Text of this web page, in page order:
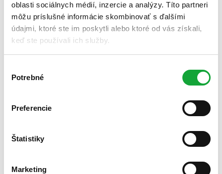
oblasti sociálnych médií, inzercie a analýzy. Títo partneri
môžu príslušné informácie skombinovať s ďalšími
údajmi, ktoré ste im poskytli alebo ktoré od vás získali,
keď ste používali ich služby.
súhlasu
Potrebné
Preferencie
Štatistiky
Marketing